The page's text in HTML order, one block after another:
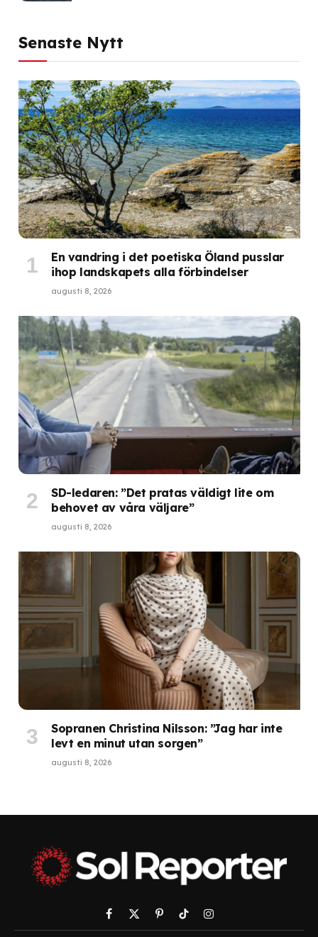
Senaste Nytt
En vandring i det poetiska Öland pusslar
ihop landskapets alla förbindelser
augusti 8, 2026
SD-ledaren: ”Det pratas väldigt lite om
behovet av våra väljare”
augusti 8, 2026
Sopranen Christina Nilsson: ”Jag har inte
levt en minut utan sorgen”
augusti 8, 2026
Facebook
X
PinterestTikTokInstagram